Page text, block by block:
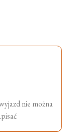
nie można